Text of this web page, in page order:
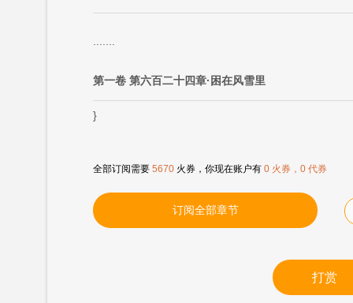
第一卷 第六百二十四章·困在风雪里
}
全部订阅需要 5670 火券，你现在账户有 0 火券，0 代券
订阅全部章节
打赏